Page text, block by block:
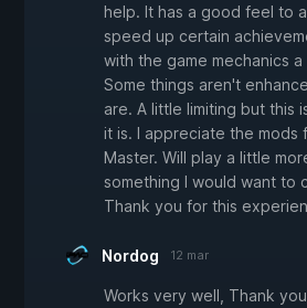
help. It has a good feel to
speed up certain
with the game mechanics
Some things aren't
are. A little limiting but this
it is. I appreciate the mods
Master. Will play a little
something I would want to
Thank you for this
Nordog 12 mar
Works very well, Thank